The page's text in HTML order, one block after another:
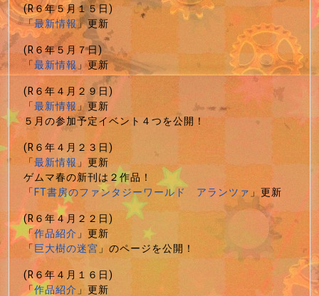
(R６年５月１５日)
「最新情報」更新
(R６年５月７日)
「最新情報」更新
(R６年４月２９日)
「最新情報」更新
５月の参加予定イベント４つを公開！
(R６年４月２３日)
「最新情報」更新
ゲムマ春の新刊は２作品！
「FT書房のファンタジーワールド アランツァ」更新
(R６年４月２２日)
「作品紹介」更新
「巨大樹の迷宮」のページを公開！
(R６年４月１６日)
「作品紹介」更新